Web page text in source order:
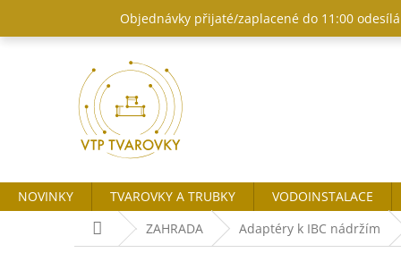
obsah
Objednávky přijaté/zaplacené do 11:00
NOVINKY TVAROVKY A TRUBKY
VODOINSTALACE
Domů ZAHRADA Adaptéry k IBC nádržím